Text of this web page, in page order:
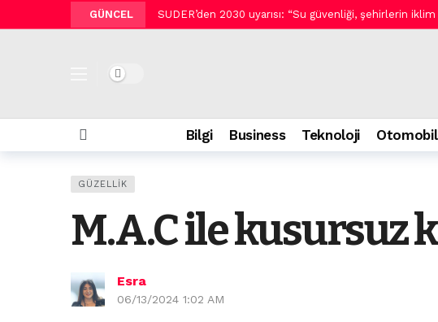
GÜNCEL SUDER’den 2030 uyarısı: “Su güvenliği, şehirlerin
Siemens’ten rekor üçüncü çeyrek. 18 saat önce
Salon kalitesinde profesyonel saç bakımı Arganmidas
Siber saldırganların yeni hedefi tatilciler:
Yaz sabahlarının buluşma noktası: Ethem Efendi
Dark mode
Bilgi Business Teknoloji Otomobil
GÜZELLIK
M.A.C ile kusursuz
Esra
06/13/2024 1:02 AM